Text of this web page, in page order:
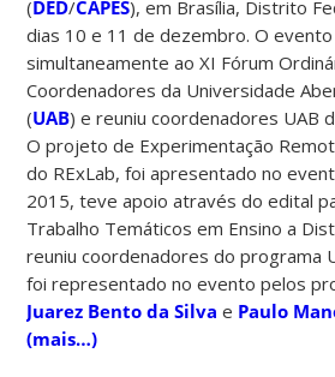
(DED/CAPES), em Brasília, Distrito
dias 10 e 11 de dezembro. O
simultaneamente ao XI Fórum
Coordenadores da Universidade
(UAB) e reuniu coordenadores UAB
O projeto de Experimentação
do RExLab, foi apresentado no
2015, teve apoio através do edital
Trabalho Temáticos em Ensino a
reuniu coordenadores do programa
foi representado no evento pelos
Juarez Bento da Silva e Paulo
(mais…)